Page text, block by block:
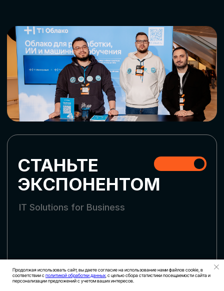
Продолжая использовать сайт, вы даете согласие на использование нами файлов cookie, в
соответствии сполитикой обработки данных , с целью сбора статистики посещаемости сайта и
персонализации предложений с учетом ваших интересов.
СТАТЬ ПАРТНЕРОМ
СКАЧАТЬ ПРОГРАММУ
СТАТЬ СПИКЕРОМ
СТАТЬ УЧАСТНИКОМ